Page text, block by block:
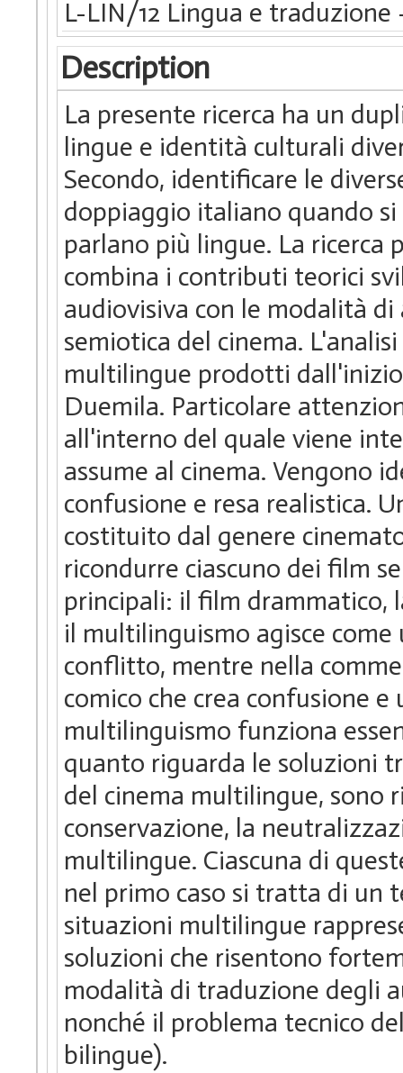
L-LIN/12 Lingua e traduzione
Description
La presente ricerca ha un
lingue e identità culturali
Secondo, identificare le
doppiaggio italiano quando
parlano più lingue. La ricerca
combina i contributi teorici
audiovisiva con le modalità
semiotica del cinema.
multilingue prodotti
Duemila. Particolare
all'interno del quale viene
assume al cinema. Vengono
confusione e resa realistica.
costituito dal genere
ricondurre ciascuno dei film
principali: il film drammatico,
il multilinguismo agisce come
conflitto, mentre nella
comico che crea confusione
multilinguismo funziona
quanto riguarda le soluzioni
del cinema multilingue, sono
conservazione, la
multilingue. Ciascuna di
nel primo caso si tratta di
situazioni multilingue
soluzioni che risentono
modalità di traduzione degli
nonché il problema tecnico
bilingue).